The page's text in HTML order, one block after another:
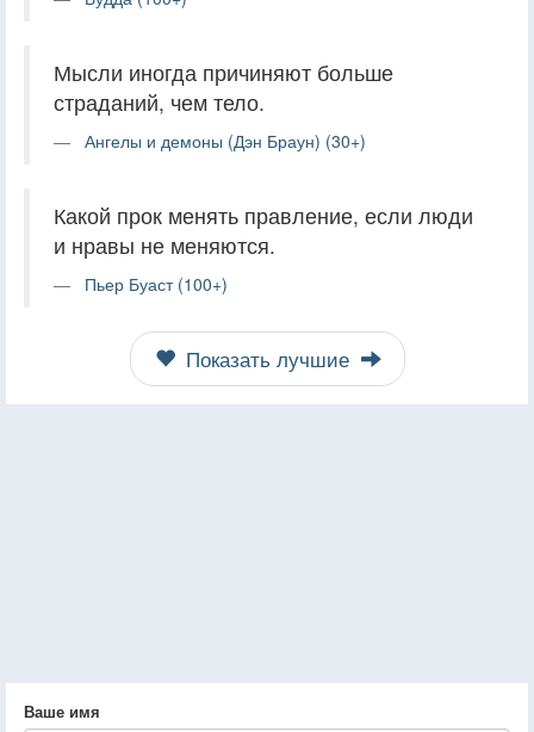
Мысли иногда причиняют больше
страданий, чем тело.
Ангелы и демоны (Дэн Браун) (30+)
Какой прок менять правление, если люди
и нравы не меняются.
Пьер Буаст (100+)
Показать лучшие
Ваше имя